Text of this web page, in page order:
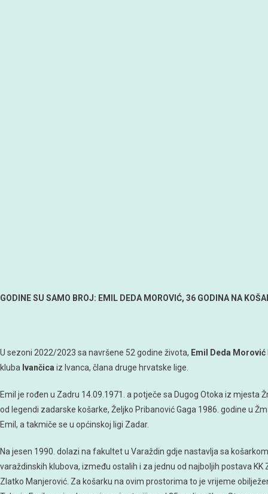
GODINE SU SAMO BROJ: EMIL DEDA MOROVIĆ, 36 GODINA NA
U sezoni 2022/2023 sa navršene 52 godine života, Emil Deda Morović
kluba Ivančica iz Ivanca, člana druge hrvatske lige.
Emil je rođen u Zadru 14.09.1971. a potječe sa Dugog Otoka iz mjesta
od legendi zadarske košarke, Željko Pribanović Gaga 1986. godine u
Emil, a takmiče se u općinskoj ligi Zadar.
Na jesen 1990. dolazi na fakultet u Varaždin gdje nastavlja sa
varaždinskih klubova, između ostalih i za jednu od najboljih postava
Zlatko Manjerović. Za košarku na ovim prostorima to je vrijeme